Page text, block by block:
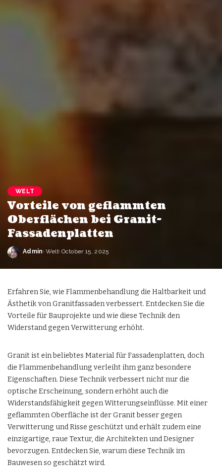
WELT
Vorteile von geflammten
Oberflächen bei Granit-
Fassadenplatten
Admin Welt October 15, 2025
Erfahren Sie, wie Flammenbehandlung die Haltbarkeit und
Ästhetik von Granitfassaden verbessert. Entdecken Sie die
Vorteile für Bauprojekte und wie diese Technik den
Widerstand gegen Verwitterung erhöht.
Granit ist ein beliebtes Material für Fassadenplatten, doch
die Flammenbehandlung verleiht ihm ganz besondere
Eigenschaften. Diese Technik verbessert nicht nur die
optische Erscheinung, sondern erhöht auch die
Widerstandsfähigkeit gegen Witterungseinflüsse. Mit einer
geflammten Oberfläche ist der Granit besser gegen
Verwitterung und Risse geschützt und erhält zudem eine
einzigartige, raue Textur, die Architekten und Designer
bevorzugen. Entdecken Sie, warum diese Technik im
Bauwesen so geschätzt wird.